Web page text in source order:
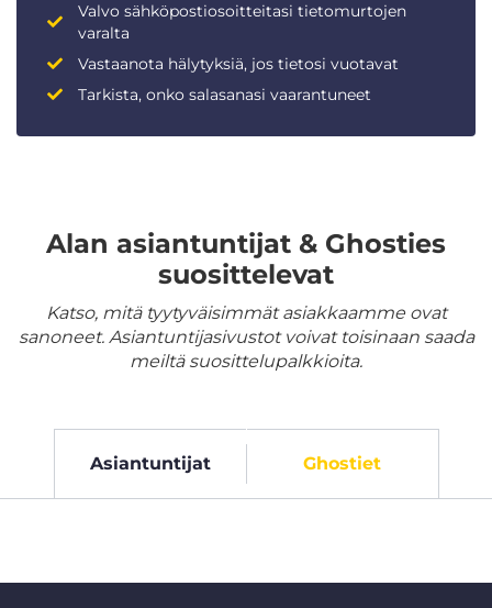
Valvo sähköpostiosoitteitasi tietomurtojen
varalta
Vastaanota hälytyksiä, jos tietosi vuotavat
Tarkista, onko salasanasi vaarantuneet
Alan asiantuntijat & Ghosties
suosittelevat
Katso, mitä tyytyväisimmät asiakkaamme ovat
sanoneet. Asiantuntijasivustot voivat toisinaan saada
meiltä suosittelupalkkioita.
Asiantuntijat Ghostiet